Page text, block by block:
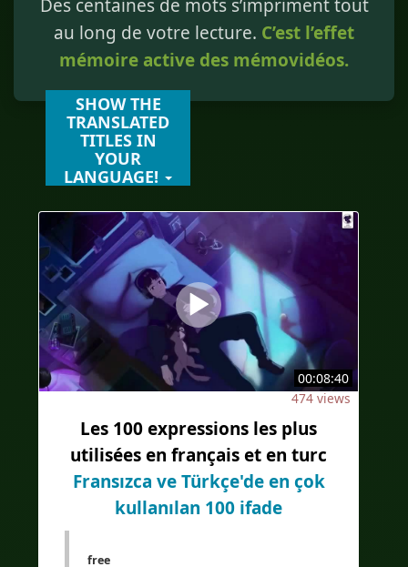
Des centaines de mots s’impriment tout
au long de votre lecture. C’est l’effet
mémoire active des mémovidéos.
SHOW THE
TRANSLATED
TITLES IN
YOUR
LANGUAGE!
00:08:40
474 views
Les 100 expressions les plus
utilisées en français et en turc
Fransızca ve Türkçe'de en çok
kullanılan 100 ifade
free